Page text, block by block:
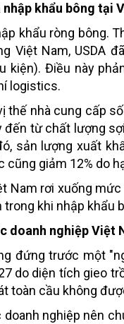
khẩu bông tại
khẩu ròng bông.
Việt Nam, USDA
kiện). Điều này
logistics.
thế nhà cung cấp
đến từ chất lượng
sản lượng xuất
cũng giảm 12% do
Nam rơi xuống
khi nhập khẩu
doanh nghiệp Việt
đứng trước một
do diện tích gieo
toàn cầu không
doanh nghiệp nên